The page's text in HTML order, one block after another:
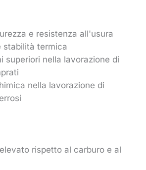
e resistenza all'usura
stabilità termica
superiori nella lavorazione di
nella lavorazione di
rispetto al carburo e al